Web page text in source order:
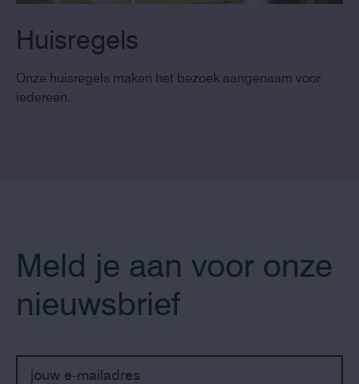
Huisregels
Onze huisregels maken het bezoek aangenaam voor
iedereen.
Meld je aan voor onze
nieuwsbrief